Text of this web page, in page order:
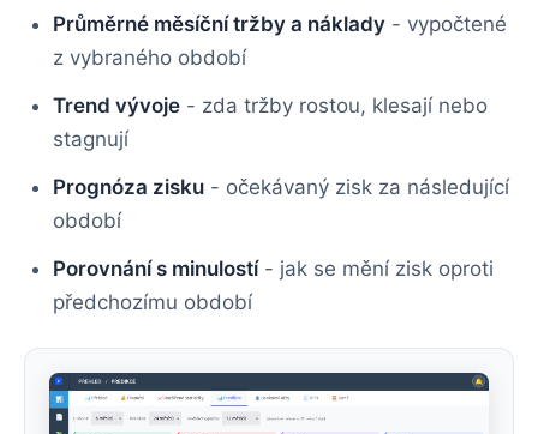
Průměrné měsíční tržby a náklady - vypočtené
z vybraného období
Trend vývoje - zda tržby rostou, klesají nebo
stagnují
Prognóza zisku - očekávaný zisk za následující
období
Porovnání s minulostí- jak se mění zisk oproti
předchozímu období